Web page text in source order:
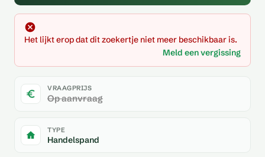
Het lijkt erop dat dit zoekertje niet meer beschikbaar is.
Meld een vergissing
VRAAGPRIJS
Op aanvraag
TYPE
Handelspand